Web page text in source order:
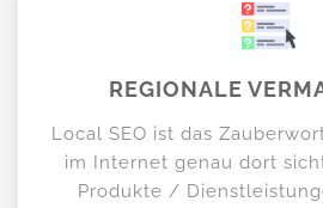
REGIONALE
Local SEO ist das
im Internet genau dort
Produkte /